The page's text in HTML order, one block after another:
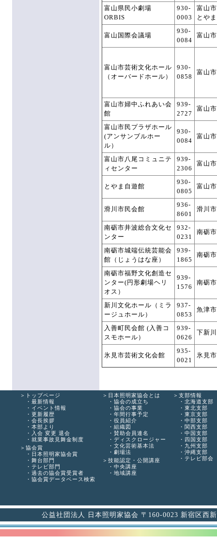
富山県民小劇場
ORBIS
930-
0003
富山
とや
富山国際会議場
930-
0084
富山
富山市芸術文化ホール
（オーバードホール）
930-
0858
富山
富山市婦中ふれあい会
館
939-
2727
富山
富山市民プラザホール
(アンサンブルホー
ル）
930-
0084
富山
富山市八尾コミュニテ
ィセンター
939-
2306
富山
とやま自遊館
930-
0805
富山
滑川市民会館
936-
8601
滑川
南砺市井波総合文化セ
ンター
932-
0231
南砺
南砺市城端伝統芸能会
館（じょうはな座）
939-
1865
南砺
南砺市福野文化創造セ
ンター(円形劇場ヘリ
オス）
939-
1576
南砺
新川文化ホール（ミラ
ージュホール）
937-
0853
魚津
入善町民会館 (入善コ
スモホール）
939-
0626
下新
氷見市芸術文化会館
935-
0021
氷見
トップページ
最新情報
イベント情報
更新履歴
会長挨拶
本部より
入会 変更 退会
就業事故見舞金制度
協会賞
日本照明家協会賞
舞台部門
テレビ部門
過去の協会賞受賞者
協会賞データベース検索
日本照明家協会とは
協会の成立ち
協会の事業
年間行事予定
役員紹介
組織図
賛助会員連名
ディスクロージャー
文化芸術基本法
劇場法
技能認定・公開講座
中央講座
地域講座
支部情報
北海道支部
東北支部
東京支部
中部支部
関西支部
中国支部
四国支部
九州支部
沖縄支部
テレビ部会
公益社団法人 日本照明家協会 〒160-0023 新宿区西